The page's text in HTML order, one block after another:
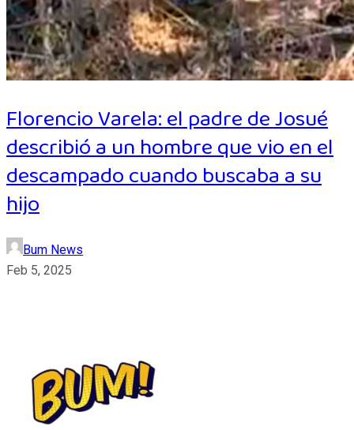
Florencio Varela: el padre de Josué
describió a un hombre que vio en el
descampado cuando buscaba a su
hijo
Bum News
Feb 5, 2025